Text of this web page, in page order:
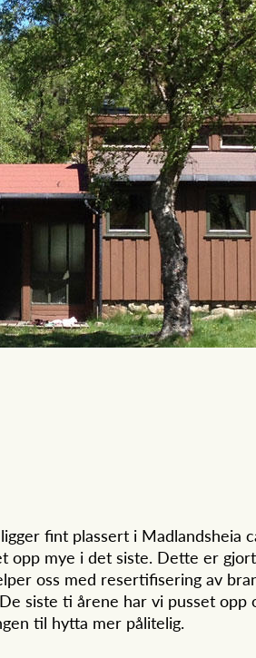
fint plassert i Madlandsheia
mye i det siste. Dette er
oss med resertifisering av
siste ti årene har vi pusset
til hytta mer pålitelig.